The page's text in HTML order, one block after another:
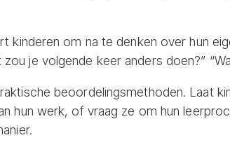
kinderen om na te denken over hun
zou je volgende keer anders doen?”
beoordelingsmethoden. Laat
hun werk, of vraag ze om hun